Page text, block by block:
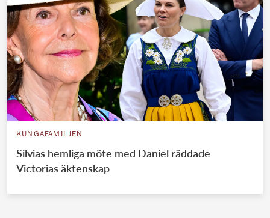
KUNGAFAMILJEN
Silvias hemliga möte med Daniel räddade
Victorias äktenskap